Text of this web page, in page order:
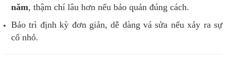
năm, thậm chí lâu hơn nếu bảo quản đúng cách.
Bảo trì định kỳ đơn giản, dễ dàng vá sửa nếu xảy ra sự
cố nhỏ.